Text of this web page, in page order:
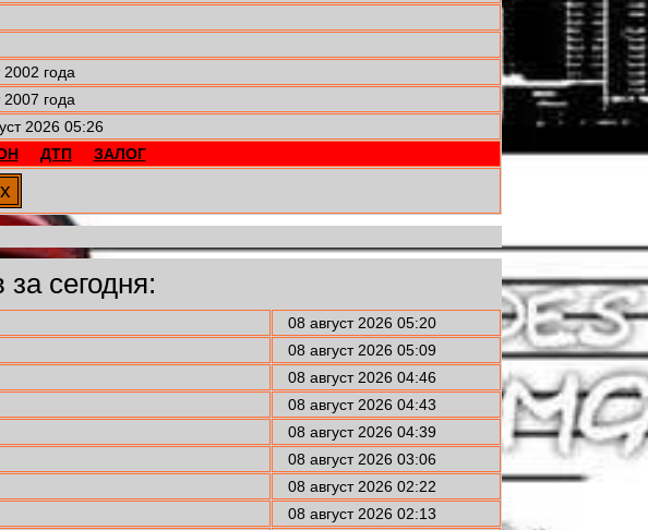
2002 года
2007 года
2026 05:26
ДТП ЗАЛОГ
сегодня:
08 август 2026 05:20
08 август 2026 05:09
08 август 2026 04:46
08 август 2026 04:43
08 август 2026 04:39
08 август 2026 03:06
08 август 2026 02:22
08 август 2026 02:13